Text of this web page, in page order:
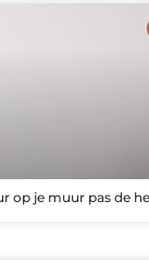
op je muur pas de